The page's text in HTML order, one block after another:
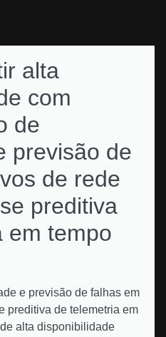
alta
com
de
previsão de
de rede
preditiva
em tempo
e previsão de falhas em
preditiva de telemetria em
alta disponibilidade